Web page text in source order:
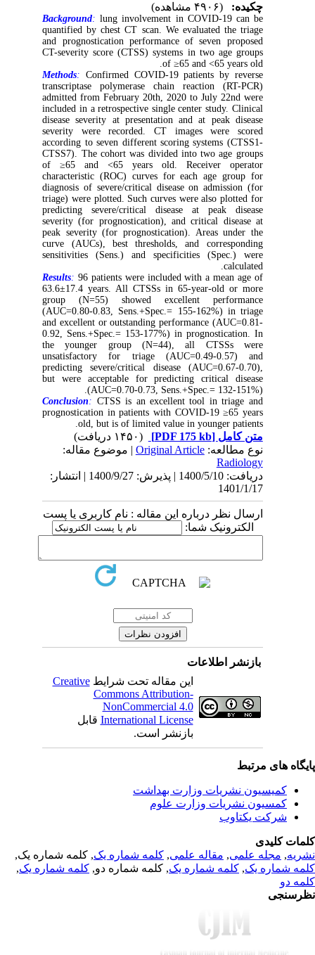
چکیده:
Background:lung involvement in COVID-19 can be
quantified by chest CT scan. We evaluated the triage
and prognostication performance of seven proposed
CT-severity score (CTSS) systems in two age groups
of ≥65 and <65 years old.
Methods :Confirmed COVID-19 patients by reverse
transcriptase polymerase chain reaction (RT-PCR)
admitted from February 20th, 2020 to July 22nd were
included in a retrospective single center study. Clinical
disease severity at presentation and at peak disease
severity were recorded. CT images were scored
according to seven different scoring systems (CTSS1-
CTSS7). The cohort was divided into two age groups
of ≥65 and <65 years old. Receiver operator
characteristic (ROC) curves for each age group for
diagnosis of severe/critical disease on admission (for
triage) were plotted. Such curves were also plotted for
predicting severe/critical disease at peak disease
severity (for prognostication), and critical disease at
peak severity (for prognostication). Areas under the
curve (AUCs), best thresholds, and corresponding
sensitivities (Sens.) and specificities (Spec.) were
calculated.
Results:96 patients were included with a mean age of
63.6±17.4 years. All CTSSs in 65-year-old or more
group (N=55) showed excellent performance
(AUC=0.80-0.83, Sens.+Spec.= 155-162%) in triage
and excellent or outstanding performance (AUC=0.81-
0.92, Sens.+Spec.= 153-177%) in prognostication. In
the younger group (N=44), all CTSSs were
unsatisfactory for triage (AUC=0.49-0.57) and
predicting severe/critical disease (AUC=0.67-0.70),
but were acceptable for predicting critical disease
(AUC=0.70-0.73, Sens.+Spec.= 132-151%).
Conclusion:CTSS is an excellent tool in triage and
prognostication in patients with COVID-19 ≥65 years
old, but is of limited value in younger patients.
متن کامل[PDF 175 kb]
نوع مطالعه:Original Article| موضوع مقاله:
Radiology
دریافت: 1400/5/10 | پذیرش: 1400/9/27 | انتشار:
1401/1/17
ارسال نظر درباره این مقاله : نام کاربری یا پست
الکترونیک شما:
بازنشر اطلاعات
این مقاله تحت شرایطCreative
Commons Attribution-
NonCommercial 4.0
International Licenseقابل
بازنشر است.
های مرتبط
کمیسیون نشریات وزارت بهداشت
کمسیون نشریات وزارت علوم
شرکت یکتاوب
کلیدی
,مجله علمی, مقاله علمی, کلمه شماره یک, کلمه شماره یک,
شماره یک,کلمه شماره یک, کلمه شماره دو,کلمه شماره یک,
دو